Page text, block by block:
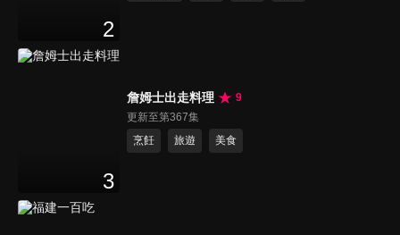
2
3
詹姆士出走料理
9
更新至第367集
烹飪
旅遊 美食